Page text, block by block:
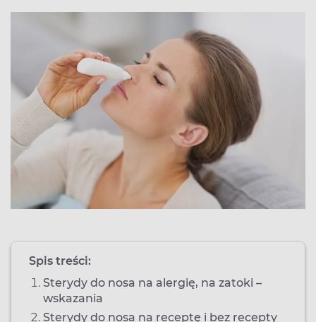
Spis treści:
Sterydy do nosa na alergię, na zatoki –
wskazania
Sterydy do nosa na receptę i bez recepty